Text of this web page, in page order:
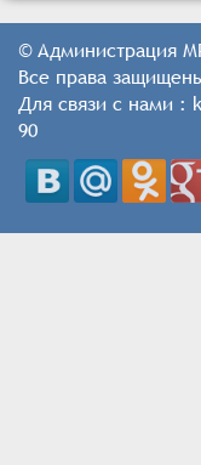
© Администрация
Все права
Для связи с нами :
90